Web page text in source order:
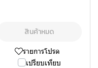
สินค้าหมด
รายการโปรด
เปรียบเทียบ